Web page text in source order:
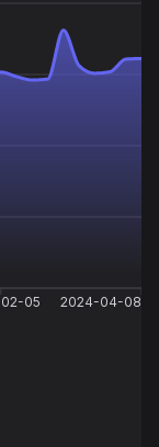
05 2024-04-08